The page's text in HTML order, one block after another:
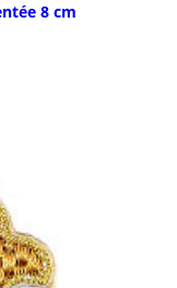
8 cm